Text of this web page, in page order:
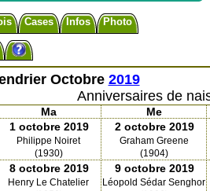
Cases Infos Photo
Octobre 2019
Anniversaires de
Ma Me
1 octobre 2019
Philippe Noiret
(1930)
2 octobre 2019
Graham Greene
(1904)
8 octobre 2019
Henry Le Chatelier
9 octobre 2019
Léopold Sédar Senghor